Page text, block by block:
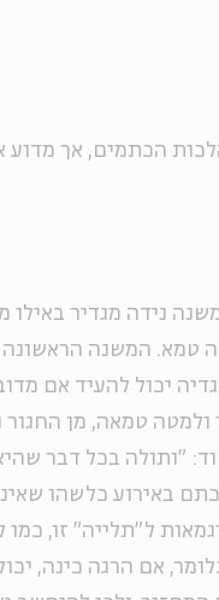
הכתמים, אך מדוע
נידה מגדיר באילו
טמא. המשנה הראשונה
יכול להעיד אם
טמאה, מן
"ותולה בכל דבר
באירוע כלשהו
ל"תלייה" זו, כמו
אם הרגה כינה,